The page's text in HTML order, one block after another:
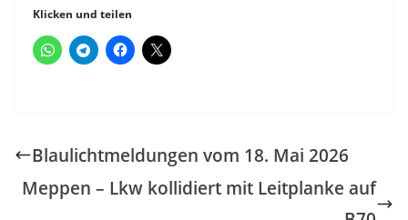
Klicken und teilen
Blaulichtmeldungen vom 18. Mai 2026
Meppen – Lkw kollidiert mit Leitplanke auf